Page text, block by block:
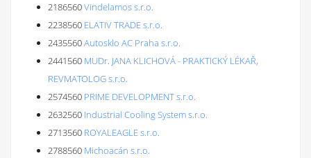
2186560Vindelamos s.r.o.
2238560 ELATIV TRADE s.r.o.
2435560Autosklo AC Praha s.r.o.
2441560 MUDr. JANA KLICHOVÁ - PRAKTICKÝ LÉKAŘ,
REVMATOLOG s.r.o.
2574560 PRIME DEVELOPMENT s.r.o.
2632560 Industrial Cooling System s.r.o.
2713560 ROYALEAGLE s.r.o.
2788560 Michoacán s.r.o.